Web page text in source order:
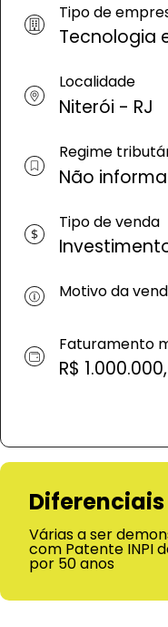
Tipo de
Tecnologia
Localidade
Niterói - RJ
Regime
Não
Tipo de venda
Motivo da
Faturamento
R$
Várias a ser
com Patente INPI
por 50 anos